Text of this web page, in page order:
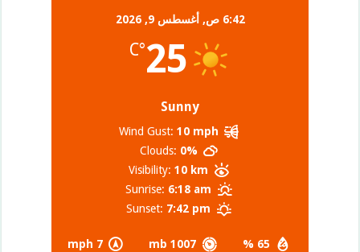
6:42 ص, أغسطس 9, 2026
25
°C
Sunny
65 %
1007 mb
7 mph
Wind Gust: 10 mph
Clouds: 0%
Visibility: 10 km
Sunrise: 6:18 am
Sunset: 7:42 pm